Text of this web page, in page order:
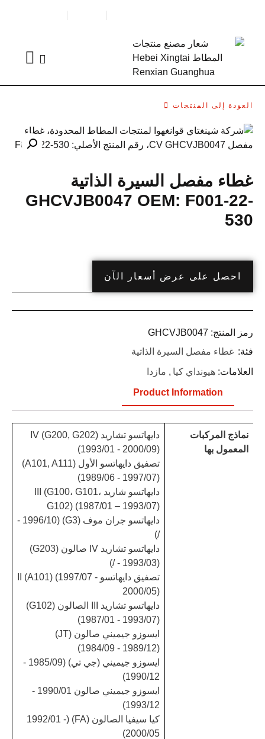
العودة إلى المنتجات
غطاء مفصل السيرة الذاتية
GHCVJB0047 OEM: F001-22-
530
احصل على عرض أسعار الآن
رمز المنتج: GHCVJB0047
فئة: غطاء مفصل السيرة الذاتية
العلامات: هيونداي كيا , مازدا
Product Information
نماذج المركبات
المعمول بها
دايهاتسو تشاريد IV (G200, G202)
(1993/01 - 2000/09)
تصفيق دايهاتسو الأول (A101, A111)
(1989/06 - 1997/07)
دايهاتسو شاريد III (G100، G101،
G102) (1987/01 – 1993/07)
دايهاتسو جران موف (G3) (1996/10 -
/)
دايهاتسو تشاريد IV صالون (G203)
(1993/03 - /)
تصفيق دايهاتسو II (A101) (1997/07 -
2000/05)
دايهاتسو تشاريد III الصالون (G102)
(1987/01 - 1993/07)
ايسوزو جيميني صالون (JT)
(1984/09 - 1989/12)
ايسوزو جيميني (جي تي) (1985/09 -
1990/12)
ايسوزو جيميني صالون 1990/01 -
1993/12)
كيا سيفيا الصالون (FA) (1992/01 -
2000/05)